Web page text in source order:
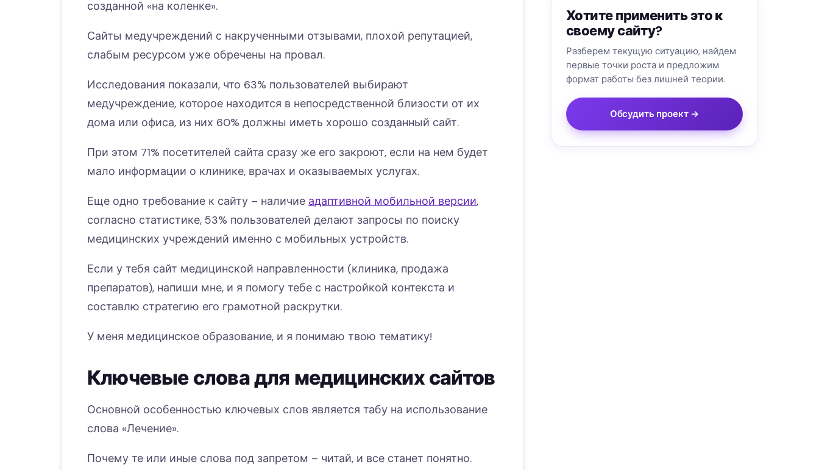
созданной «на коленке».
Сайты медучреждений с накрученными отзывами, плохой репутацией,
слабым ресурсом уже обречены на провал.
Исследования показали, что 63% пользователей выбирают
медучреждение, которое находится в непосредственной близости от их
дома или офиса, из них 60% должны иметь хорошо созданный сайт.
При этом 71% посетителей сайта сразу же его закроют, если на нем будет
мало информации о клинике, врачах и оказываемых услугах.
Еще одно требование к сайту – наличие адаптивной мобильной версии,
согласно статистике, 53% пользователей делают запросы по поиску
медицинских учреждений именно с мобильных устройств.
Если у тебя сайт медицинской направленности (клиника, продажа
препаратов), напиши мне, и я помогу тебе с настройкой контекста и
составлю стратегию его грамотной раскрутки.
У меня медицинское образование, и я понимаю твою тематику!
Ключевые слова для медицинских сайтов
Основной особенностью ключевых слов является табу на использование
слова «Лечение».
Почему те или иные слова под запретом – читай, и все станет понятно.
Хотите применить это к
своему сайту?
Разберем текущую ситуацию, найдем
первые точки роста и предложим
формат работы без лишней теории.
Обсудить проект →